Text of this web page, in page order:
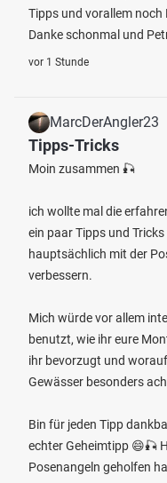
Tipps und vorallem
Danke schonmal und
vor 1 Stunde
MarcDerAngler23
Tipps-Tricks
Moin zusammen 🎣
ich wollte mal die
ein paar Tipps und
hauptsächlich mit der
verbessern.
Mich würde vor allem
benutzt, wie ihr eure
ihr bevorzugt und
Gewässer besonders
Bin für jeden Tipp
echter Geheimtipp 😄🎣
Posenangeln geholfen